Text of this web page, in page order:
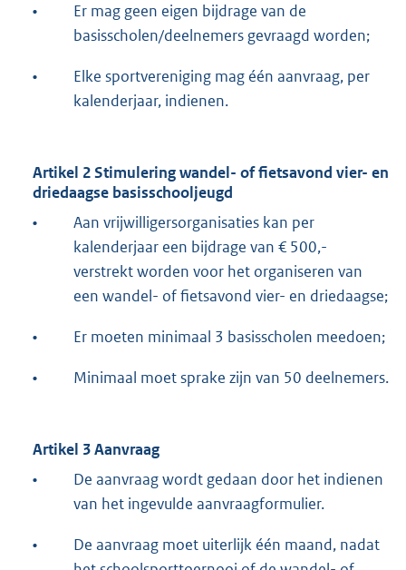
•
Er mag geen eigen bijdrage van de
basisscholen/deelnemers gevraagd worden;
•
Elke sportvereniging mag één aanvraag, per
kalenderjaar, indienen.
Artikel 2 Stimulering wandel- of fietsavond vier- en
driedaagse basisschooljeugd
•
Aan vrijwilligersorganisaties kan per
kalenderjaar een bijdrage van € 500,-
verstrekt worden voor het organiseren van
een wandel- of fietsavond vier- en driedaagse;
• Er moeten minimaal 3 basisscholen meedoen;
• Minimaal moet sprake zijn van 50 deelnemers.
Artikel 3 Aanvraag
•
De aanvraag wordt gedaan door het indienen
van het ingevulde aanvraagformulier.
•
De aanvraag moet uiterlijk één maand, nadat